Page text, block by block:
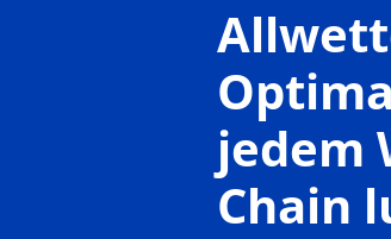
jedem
Chain